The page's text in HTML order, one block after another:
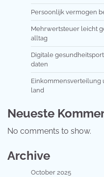
Persoonlijk vermogen
Mehrwertsteuer leicht
alltag
Digitale
daten
Einkommensverteilung
land
Neueste
No comments to show.
Archive
October 2025